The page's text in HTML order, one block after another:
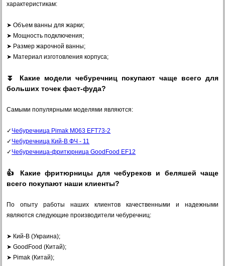
характеристикам:
➤ Объем ванны для жарки;
➤ Мощность подключения;
➤ Размер жарочной ванны;
➤ Материал изготовления корпуса;
⏬ Какие модели чебуречниц покупают чаще всего для
больших точек фаст-фуда?
Самыми популярными моделями являются:
✓ Чебуречница Pimak М063 EFT73-2
✓ Чебуречница Кий-В ФЧ - 11
✓ Чебуречница-фритюрница GoodFood EF12
👍 Какие фритюрницы для чебуреков и беляшей чаще
всего покупают наши клиенты?
По опыту работы наших клиентов качественными и надежными
являются следующие производители чебуречниц:
➤ Кий-В (Украина);
➤ GoodFood (Китай);
➤ Pimak (Китай);